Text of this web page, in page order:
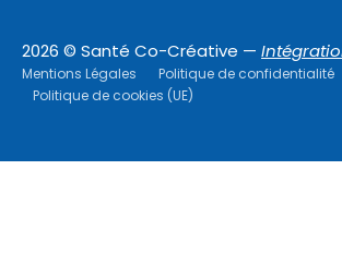
2026 © Santé Co-Créative —
Mentions Légales
Politique de confidentialité
Politique de cookies (UE)